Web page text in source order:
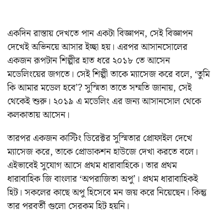
একদিন রাস্তায় দেখতে পান একটা বিজ্ঞাপন, সেই বিজ্ঞাপন
দেখেই অভিনয়ে আসার ইচ্ছা হয়। এরপর আসানসোলের
একজন রূপটান শিল্পীর হাত ধরে ২০১৮ তে আসেন
মডেলিংয়ের জগতে। সেই শিল্পী তাকে ম্যাসেজ করে বলে, ‘তুমি
কি আমার মডেল হবে’? সুস্মিতা তাতে সম্মতি জানায়, সেই
থেকেই শুরু। ২০১৯ এ মডেলিং এর জন্য আসানসোল থেকে
কলকাতায় আসেন।
তারপর একজন কাস্টিং ডিরেক্টর সুস্মিতার প্রোফাইল দেখে
ম্যাসেজ করে, তাকে প্রোডাকশন হাউজে দেখা করতে বলে।
এইভাবেই সুযোগ আসে প্রথম ধারাবাহিকে। তার প্রথম
ধারাবাহিক জি বাংলার ‘অপরাজিতা অপু’। প্রথম ধারাবাহিকই
হিট। সকলের কাছে অপু হিসেবে মন জয় করে নিয়েছেন। কিন্তু
তার পরবর্তী গুলো সেরকম হিট হয়নি।